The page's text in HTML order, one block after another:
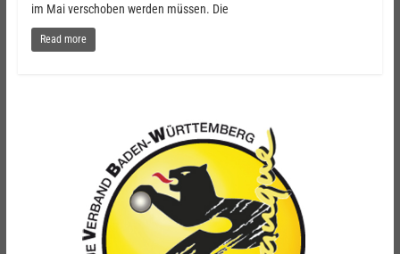
im Mai verschoben werden müssen. Die
Read more